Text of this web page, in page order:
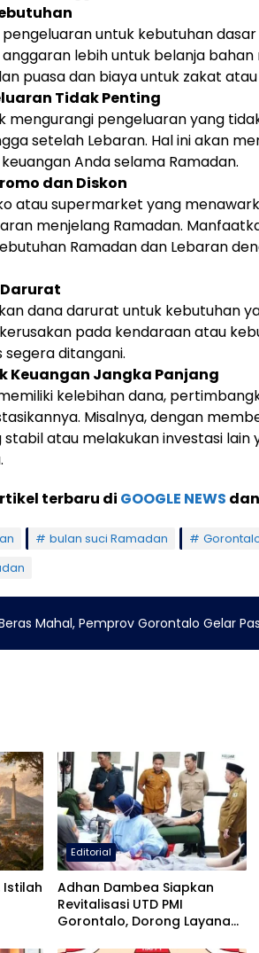
untuk kebutuhan dasar
lebih untuk belanja
puasa dan biaya untuk zakat
Tidak Penting
mengurangi pengeluaran yang
setelah Lebaran. Hal ini akan
Anda selama Ramadan.
dan Diskon
atau supermarket yang
menjelang Ramadan.
Ramadan dan Lebaran
dana darurat untuk kebutuhan
pada kendaraan atau
segera ditangani.
Keuangan Jangka Panjang
kelebihan dana,
Misalnya, dengan
atau melakukan investasi lain
terbaru di GOOGLE NEWS
bulan suci Ramadan
Mahal, Pemprov Gorontalo Gelar
Istilah
Editorial
Adhan Dambea Siapkan
Revitalisasi UTD PMI
Gorontalo, Dorong Layanan